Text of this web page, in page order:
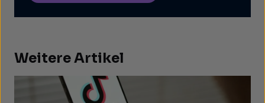
Weitere Artikel